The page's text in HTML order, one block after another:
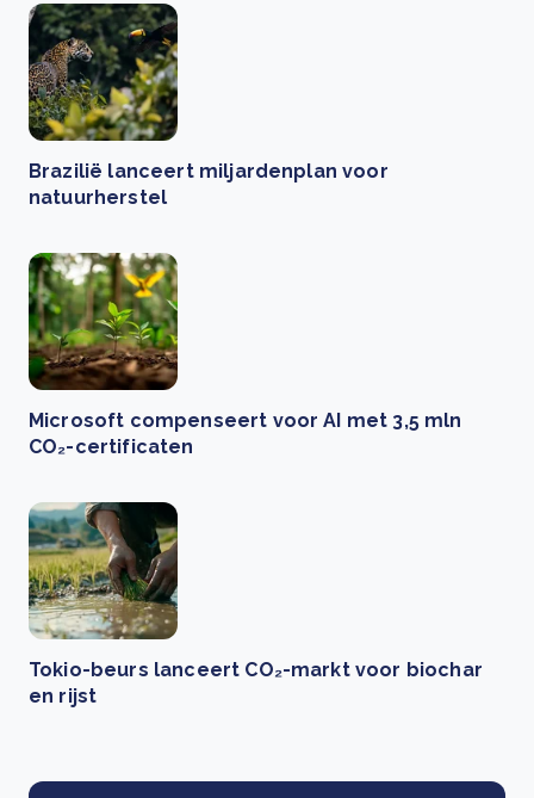
Brazilië lanceert miljardenplan voor
natuurherstel
Microsoft compenseert voor AI met 3,5 mln
CO₂-certificaten
Tokio-beurs lanceert CO₂-markt voor biochar
en rijst